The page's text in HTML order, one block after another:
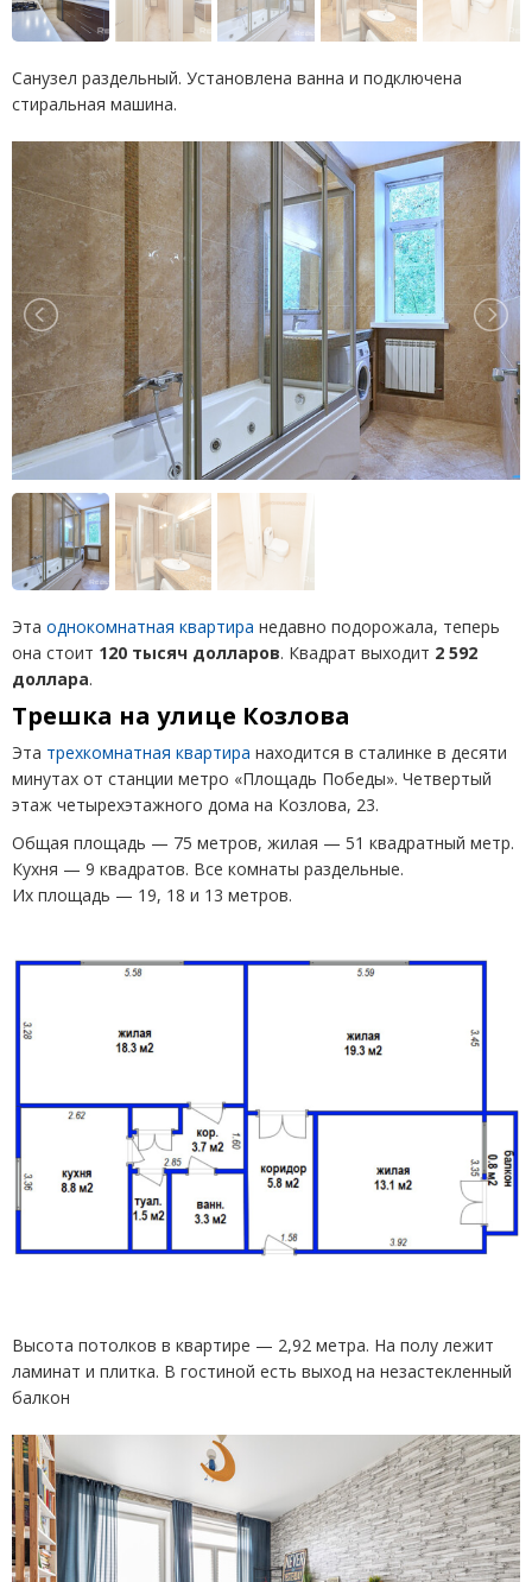
Санузел раздельный. Установлена ванна и подключена
стиральная машина.
Эта однокомнатная квартира недавно подорожала, теперь
она стоит 120 тысяч долларов. Квадрат выходит 2 592
доллара.
Трешка на улице Козлова
Эта трехкомнатная квартира находится в сталинке в десяти
минутах от станции метро «Площадь Победы». Четвертый
этаж четырехэтажного дома на Козлова, 23.
Общая площадь — 75 метров, жилая — 51 квадратный метр.
Кухня — 9 квадратов. Все комнаты раздельные.
Их площадь — 19, 18 и 13 метров.
Высота потолков в квартире — 2,92 метра. На полу лежит
ламинат и плитка. В гостиной есть выход на незастекленный
балкон